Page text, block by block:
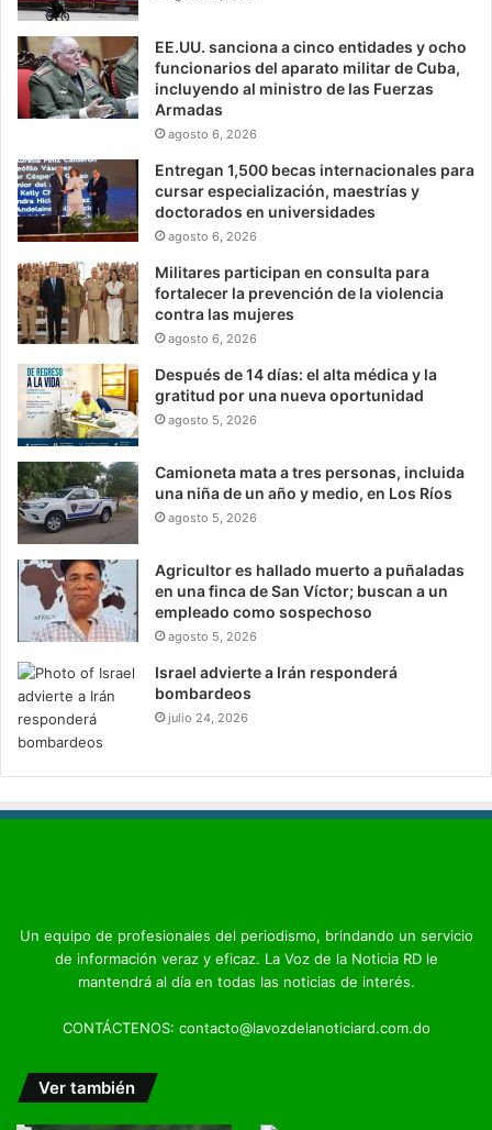
EE.UU. sanciona a cinco entidades y ocho
funcionarios del aparato militar de Cuba,
incluyendo al ministro de las Fuerzas
Armadas
agosto 6, 2026
Entregan 1,500 becas internacionales para
cursar especialización, maestrías y
doctorados en universidades
agosto 6, 2026
Militares participan en consulta para
fortalecer la prevención de la violencia
contra las mujeres
agosto 6, 2026
Después de 14 días: el alta médica y la
gratitud por una nueva oportunidad
agosto 5, 2026
Camioneta mata a tres personas, incluida
una niña de un año y medio, en Los Ríos
agosto 5, 2026
Agricultor es hallado muerto a puñaladas
en una finca de San Víctor; buscan a un
empleado como sospechoso
agosto 5, 2026
Israel advierte a Irán responderá
bombardeos
julio 24, 2026
Un equipo de profesionales del periodismo, brindando un servicio
de información veraz y eficaz. La Voz de la Noticia RD le
mantendrá al día en todas las noticias de interés.
CONTÁCTENOS: contacto@lavozdelanoticiard.com.do
Ver también